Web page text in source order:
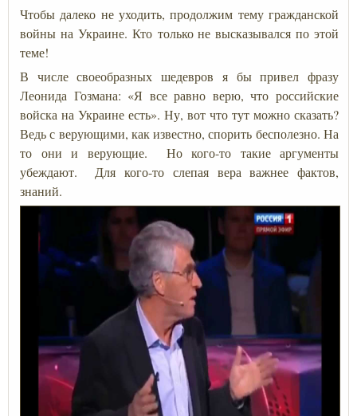
Чтобы далеко не уходить, продолжим тему гражданской
войны на Украине. Кто только не высказывался по этой
теме!
В числе своеобразных шедевров я бы привел фразу
Леонида Гозмана: «Я все равно верю, что российские
войска на Украине есть». Ну, вот что тут можно сказать?
Ведь с верующими, как известно, спорить бесполезно. На
то они и верующие. Но кого-то такие аргументы
убеждают. Для кого-то слепая вера важнее фактов,
знаний.